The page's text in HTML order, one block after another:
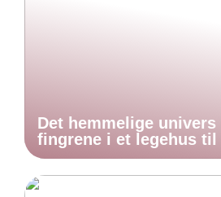
Det hemmelige univers
fingrene i et legehus til